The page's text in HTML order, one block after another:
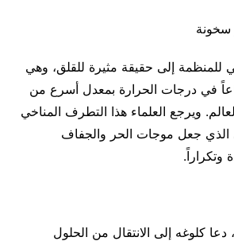
سخونة
للمنظمة إلى حقيقة مثيرة للقلق، وهي
في درجات الحرارة بمعدل أسرع من
ويرجع العلماء هذا التطرف المناخي
الذي جعل موجات الحر والجفاف
وتكراراً.
كلوغه إلى الانتقال من الحلول